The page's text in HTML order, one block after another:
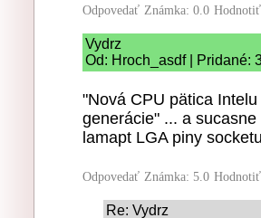
Odpovedať Známka: 0.0
Vydrz
Od: Hroch_asdf | Pridané:
"Nová CPU pätica
generácie" ... a
lamapt LGA piny
Odpovedať Známka: 5.0
Re: Vydrz